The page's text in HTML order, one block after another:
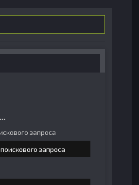
запроса
запроса